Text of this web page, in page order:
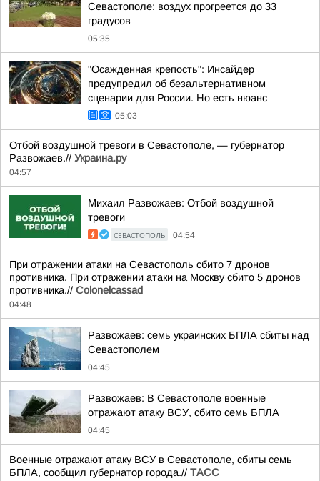
Севастополе: воздух прогреется до 33
градусов
05:35
"Осажденная крепость": Инсайдер
предупредил об безальтернативном
сценарии для России. Но есть нюанс
05:03
Отбой воздушной тревоги в Севастополе, — губернатор
Развожаев.// Украина.ру
04:57
Михаил Развожаев: Отбой воздушной
тревоги
СЕВАСТОПОЛЬ 04:54
При отражении атаки на Севастополь сбито 7 дронов
противника. При отражении атаки на Москву сбито 5 дронов
противника.// Colonelcassad
04:48
Развожаев: семь украинских БПЛА сбиты над
Севастополем
04:45
Развожаев: В Севастополе военные
отражают атаку ВСУ, сбито семь БПЛА
04:45
Военные отражают атаку ВСУ в Севастополе, сбиты семь
БПЛА, сообщил губернатор города.// ТАСС